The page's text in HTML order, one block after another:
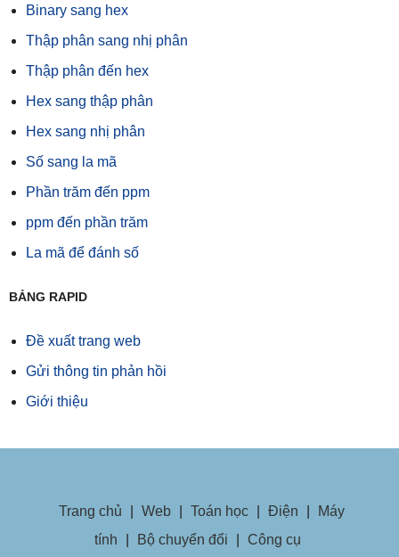
Binary sang hex
Thập phân sang nhị phân
Thập phân đến hex
Hex sang thập phân
Hex sang nhị phân
Số sang la mã
Phần trăm đến ppm
ppm đến phần trăm
La mã để đánh số
BẢNG RAPID
Đề xuất trang web
Gửi thông tin phản hồi
Giới thiệu
Trang chủ Web Toán học Điện
Máy
tính
Bộ chuyển đổi Công cụ